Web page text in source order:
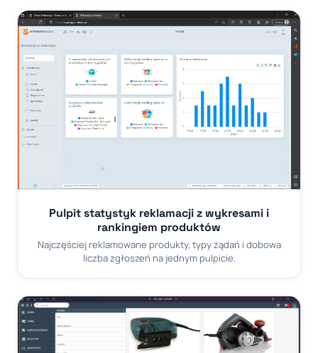
Pulpit statystyk reklamacji z wykresami i
rankingiem produktów
Najczęściej reklamowane produkty, typy żądań i dobowa
liczba zgłoszeń na jednym pulpicie.